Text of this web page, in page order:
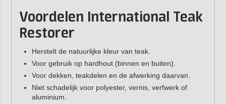
Voordelen International Teak
Restorer
Herstelt de natuurlijke kleur van teak.
Voor gebruik op hardhout (binnen en buiten).
Voor dekken, teakdelen en de afwerking daarvan.
Niet schadelijk voor polyester, vernis, verfwerk of
aluminium.